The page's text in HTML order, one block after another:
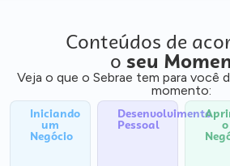
Conteúdos de
o seu
Veja o que o Sebrae tem para você
momento:
Iniciando
um
Negócio
Desenvolvimento
Pessoal o